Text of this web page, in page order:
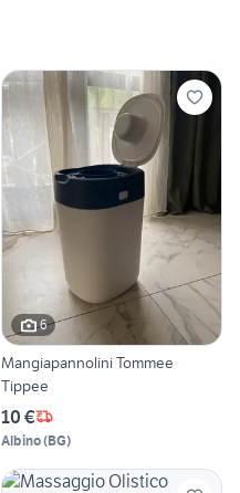
6
Mangiapannolini Tommee
Tippee
10 €
Albino(BG)